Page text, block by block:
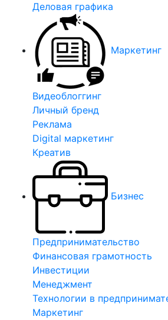
Деловая графика
Маркетинг
Видеоблоггинг
Личный бренд
Реклама
Digital маркетинг
Креатив
Бизнес
Предпринимательство
Финансовая грамотность
Инвестиции
Менеджмент
Технологии в
Маркетинг